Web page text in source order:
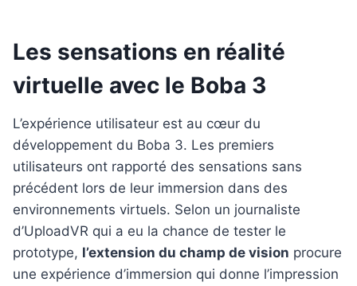
Les sensations en réalité
virtuelle avec le Boba 3
L’expérience utilisateur est au cœur du
développement du Boba 3. Les premiers
utilisateurs ont rapporté des sensations sans
précédent lors de leur immersion dans des
environnements virtuels. Selon un journaliste
d’UploadVR qui a eu la chance de tester le
prototype, l’extension du champ de vision procure
une expérience d’immersion qui donne l’impression